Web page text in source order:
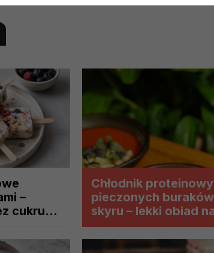
–
cukru,
Chłodnik
pieczonych
skyru – lekki obiad
upalne dni
te dane w celach, aby:
treści stron i ich tematykę, w tym
Ci większe bezpieczeństwo usług, w tym
Ci reklamy dopasowane do Twoich
pomiarów, które pozwalają nam
możemy przekazać dane?
z obowiązującym prawem Twoje dane
prawa np. sądy lub organy
Pragniemy też wspomnieć, że na
parterów.
masz prawa w stosunku do Twoich danych?